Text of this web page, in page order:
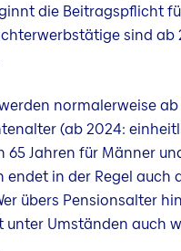
die Beitragspflicht
sind ab
normalerweise
(ab 2024:
65 Jahren für Männer
endet in der Regel auch
übers Pensionsalter
unter Umständen auch